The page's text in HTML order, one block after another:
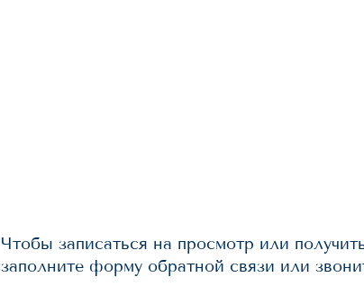
Чтобы записаться на просмотр или
заполните форму обратной связи или